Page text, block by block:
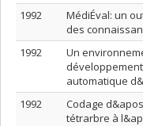
1992
MédiÉval: un
des
1992
Un
automatique
1992
Codage
tétrarbre à